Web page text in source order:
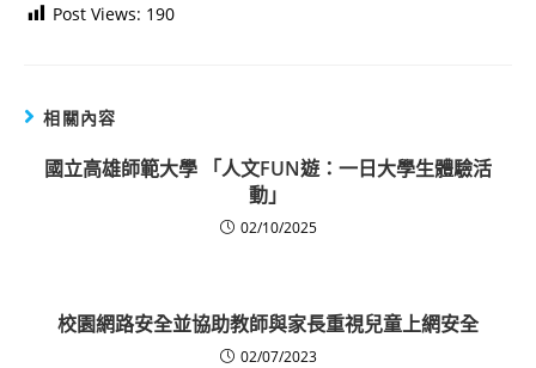
Post Views: 190
相關內容
國立高雄師範大學 「人文FUN遊：一日大學生體驗活
動」
02/10/2025
校園網路安全並協助教師與家長重視兒童上網安全
02/07/2023